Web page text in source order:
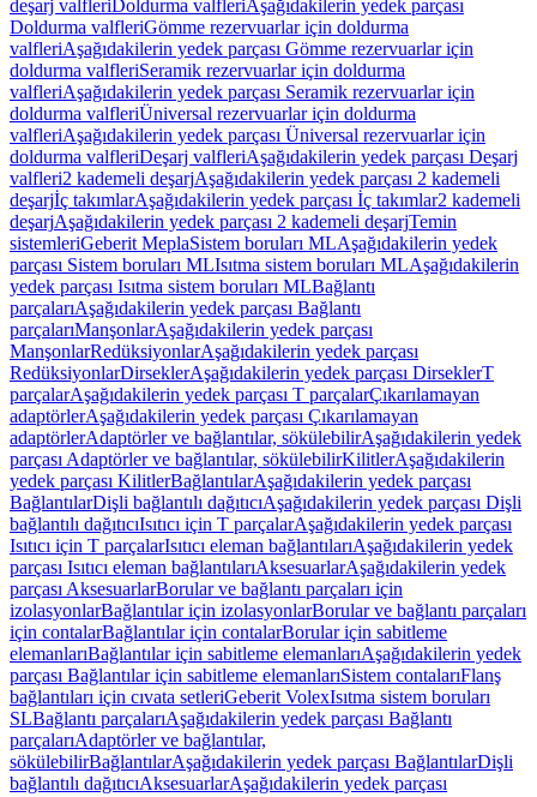
deşarj valfleriDoldurma valfleriAşağıdakilerin yedek parçası
Doldurma valfleriGömme rezervuarlar için doldurma
valfleriAşağıdakilerin yedek parçası Gömme rezervuarlar için
doldurma valfleriSeramik rezervuarlar için doldurma
valfleriAşağıdakilerin yedek parçası Seramik rezervuarlar için
doldurma valfleriÜniversal rezervuarlar için doldurma
valfleriAşağıdakilerin yedek parçası Üniversal rezervuarlar için
doldurma valfleriDeşarj valfleriAşağıdakilerin yedek parçası Deşarj
valfleri2 kademeli deşarjAşağıdakilerin yedek parçası 2 kademeli
deşarjİç takımlarAşağıdakilerin yedek parçası İç takımlar2 kademeli
deşarjAşağıdakilerin yedek parçası 2 kademeli deşarjTemin
sistemleriGeberit MeplaSistem boruları MLAşağıdakilerin yedek
parçası Sistem boruları MLIsıtma sistem boruları MLAşağıdakilerin
yedek parçası Isıtma sistem boruları MLBağlantı
parçalarıAşağıdakilerin yedek parçası Bağlantı
parçalarıManşonlarAşağıdakilerin yedek parçası
ManşonlarRedüksiyonlarAşağıdakilerin yedek parçası
RedüksiyonlarDirseklerAşağıdakilerin yedek parçası DirseklerT
parçalarAşağıdakilerin yedek parçası T parçalarÇıkarılamayan
adaptörlerAşağıdakilerin yedek parçası Çıkarılamayan
adaptörlerAdaptörler ve bağlantılar, sökülebilirAşağıdakilerin yedek
parçası Adaptörler ve bağlantılar, sökülebilirKilitlerAşağıdakilerin
yedek parçası KilitlerBağlantılarAşağıdakilerin yedek parçası
BağlantılarDişli bağlantılı dağıtıcıAşağıdakilerin yedek parçası Dişli
bağlantılı dağıtıcıIsıtıcı için T parçalarAşağıdakilerin yedek parçası
Isıtıcı için T parçalarIsıtıcı eleman bağlantılarıAşağıdakilerin yedek
parçası Isıtıcı eleman bağlantılarıAksesuarlarAşağıdakilerin yedek
parçası AksesuarlarBorular ve bağlantı parçaları için
izolasyonlarBağlantılar için izolasyonlarBorular ve bağlantı parçaları
için contalarBağlantılar için contalarBorular için sabitleme
elemanlarıBağlantılar için sabitleme elemanlarıAşağıdakilerin yedek
parçası Bağlantılar için sabitleme elemanlarıSistem contalarıFlanş
bağlantıları için cıvata setleriGeberit VolexIsıtma sistem boruları
SLBağlantı parçalarıAşağıdakilerin yedek parçası Bağlantı
parçalarıAdaptörler ve bağlantılar,
sökülebilirBağlantılarAşağıdakilerin yedek parçası BağlantılarDişli
bağlantılı dağıtıcıAksesuarlarAşağıdakilerin yedek parçası